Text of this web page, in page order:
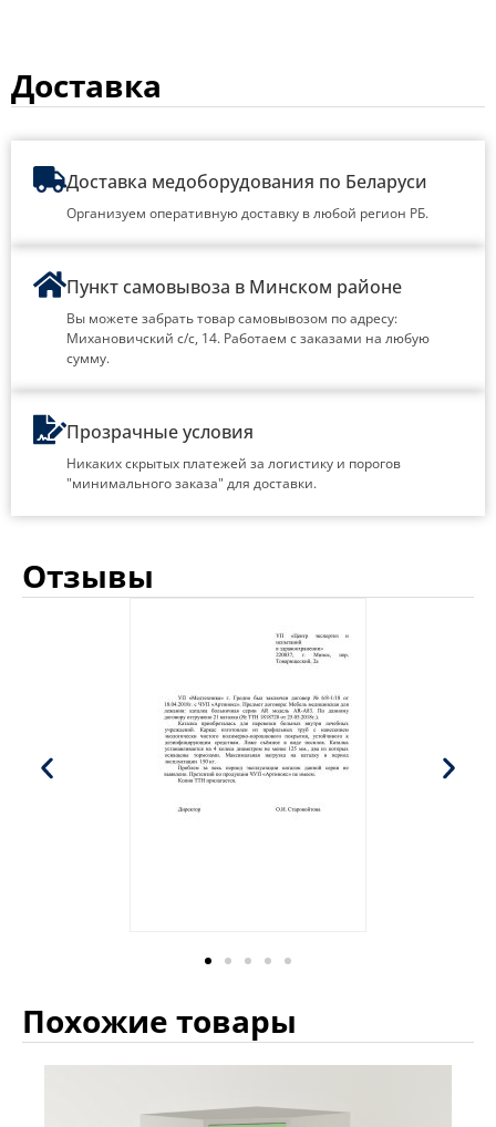
Доставка
Доставка медоборудования по Беларуси
Организуем оперативную доставку в любой регион РБ.
Пункт самовывоза в Минском районе
Вы можете забрать товар самовывозом по адресу:
Михановичский с/с, 14. Работаем с заказами на любую
сумму.
Прозрачные условия
Никаких скрытых платежей за логистику и порогов
"минимального заказа" для доставки.
Отзывы
Похожие товары